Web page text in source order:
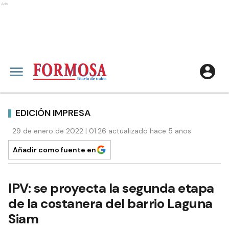
Ads
EDICIÓN IMPRESA
29 de enero de 2022 | 01:26 actualizado hace 5 años
Añadir como fuente en
IPV: se proyecta la segunda etapa
de la costanera del barrio Laguna
Siam